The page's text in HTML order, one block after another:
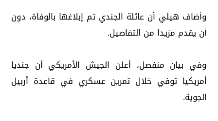
وأضاف هيلي أن عائلة الجندي تم إبلاغها بالوفاة، دون
أن يقدم مزيدا من التفاصيل.
وفي بيان منفصل، أعلن الجيش الأمريكي أن جنديا
أمريكيا توفي خلال تمرين عسكري في قاعدة أربيل
الجوية.